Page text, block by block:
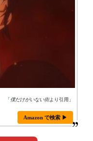
「僕だけがいない街より引用」
Amazon で検索 ▶